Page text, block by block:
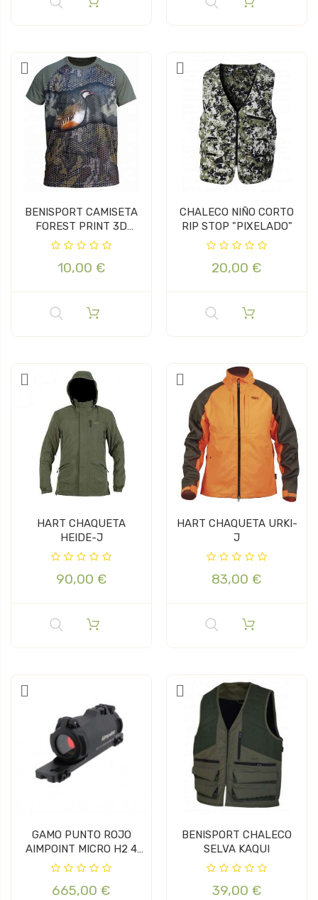
BENISPORT CAMISETA
FOREST PRINT 3D
PERDIZ
10,00 €
CHALECO NIÑO CORTO
RIP STOP "PIXELADO"
20,00 €
HART CHAQUETA
HEIDE-J
90,00 €
HART CHAQUETA URKI-
J
83,00 €
GAMO PUNTO ROJO
AIMPOINT MICRO H2 4
MOA CON...
665,00 €
BENISPORT CHALECO
SELVA KAQUI
39,00 €